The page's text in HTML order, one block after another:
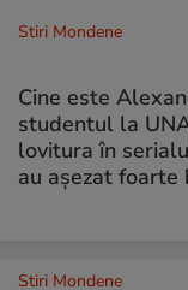
Stiri Mondene
Cine este
studentul la
lovitura în
au așezat foarte
Stiri Mondene